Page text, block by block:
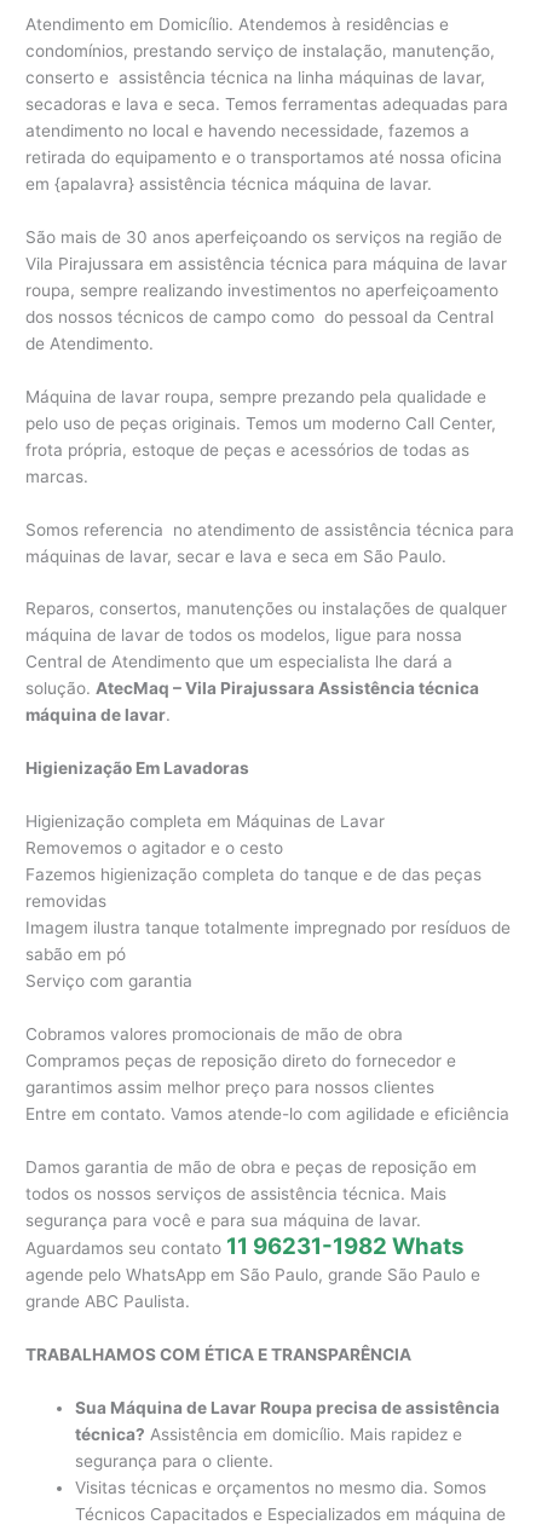
Atendimento em Domicílio. Atendemos à residências e
condomínios, prestando serviço de instalação, manutenção,
conserto e assistência técnica na linha máquinas de lavar,
secadoras e lava e seca. Temos ferramentas adequadas para
atendimento no local e havendo necessidade, fazemos a
retirada do equipamento e o transportamos até nossa oficina
em {apalavra} assistência técnica máquina de lavar.
São mais de 30 anos aperfeiçoando os serviços na região de
Vila Pirajussara em assistência técnica para máquina de lavar
roupa, sempre realizando investimentos no aperfeiçoamento
dos nossos técnicos de campo como do pessoal da Central
de Atendimento.
Máquina de lavar roupa, sempre prezando pela qualidade e
pelo uso de peças originais. Temos um moderno Call Center,
frota própria, estoque de peças e acessórios de todas as
marcas.
Somos referencia no atendimento de assistência técnica para
máquinas de lavar, secar e lava e seca em São Paulo.
Reparos, consertos, manutenções ou instalações de qualquer
máquina de lavar de todos os modelos, ligue para nossa
Central de Atendimento que um especialista lhe dará a
solução.AtecMaq – Vila Pirajussara Assistência técnica
máquina de lavar.
Higienização Em Lavadoras
Higienização completa em Máquinas de Lavar
Removemos o agitador e o cesto
Fazemos higienização completa do tanque e de das peças
removidas
Imagem ilustra tanque totalmente impregnado por resíduos de
sabão em pó
Serviço com garantia
Cobramos valores promocionais de mão de obra
Compramos peças de reposição direto do fornecedor e
garantimos assim melhor preço para nossos clientes
Entre em contato. Vamos atende-lo com agilidade e eficiência
Damos garantia de mão de obra e peças de reposição em
todos os nossos serviços de assistência técnica. Mais
segurança para você e para sua máquina de lavar.
Aguardamos seu contato 11 96231-1982 Whats
agende pelo WhatsApp em São Paulo, grande São Paulo e
grande ABC Paulista.
TRABALHAMOS COM ÉTICA E TRANSPARÊNCIA
Sua Máquina de Lavar Roupa precisa de assistência
técnica? Assistência em domicílio. Mais rapidez e
segurança para o cliente.
Visitas técnicas e orçamentos no mesmo dia. Somos
Técnicos Capacitados e Especializados em máquina de